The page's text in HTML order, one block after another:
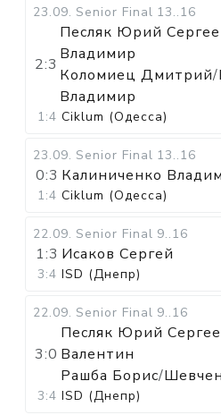
23.09. Senior Final 13..16
2:3
Песляк Юрий
Владимир
Коломиец Дмитрий/
Владимир
1:4 Ciklum (Одесса)
23.09. Senior Final 13..16
0:3 Калиниченко
1:4 Ciklum (Одесса)
22.09. Senior Final 9..16
1:3 Исаков Сергей
3:4 ISD (Днепр)
22.09. Senior Final 9..16
3:0
Песляк Юрий
Валентин
Рашба Борис/
3:4 ISD (Днепр)